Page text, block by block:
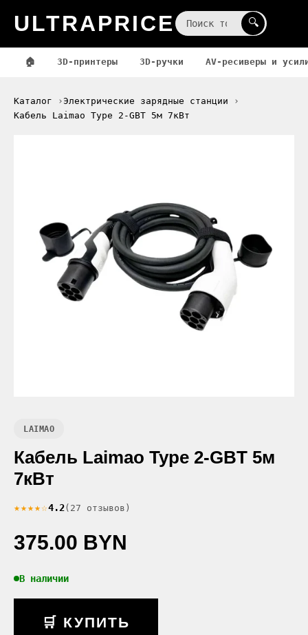
ULTRAPRICE 🔍
🏠 3D-принтеры 3D-ручки AV-ресиверы и
Каталог
Электрические зарядные станции
Кабель Laimao Type 2-GBT 5м 7кВт
LAIMAO
Кабель Laimao Type 2-GBT 5м
7кВт
★★★★☆4.2(27 отзывов)
375.00 BYN
В наличии
🛒 КУПИТЬ